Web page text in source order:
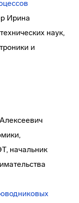
Ирина
наук,
и
начальник